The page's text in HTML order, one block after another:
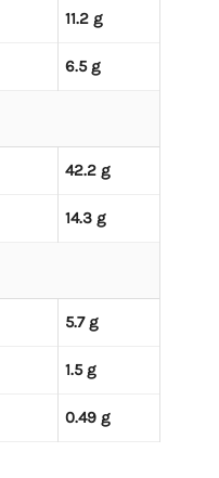
11.2 g
6.5 g
42.2 g
14.3 g
5.7 g
1.5 g
0.49 g